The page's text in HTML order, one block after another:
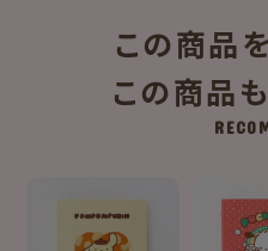
この商品
この商品